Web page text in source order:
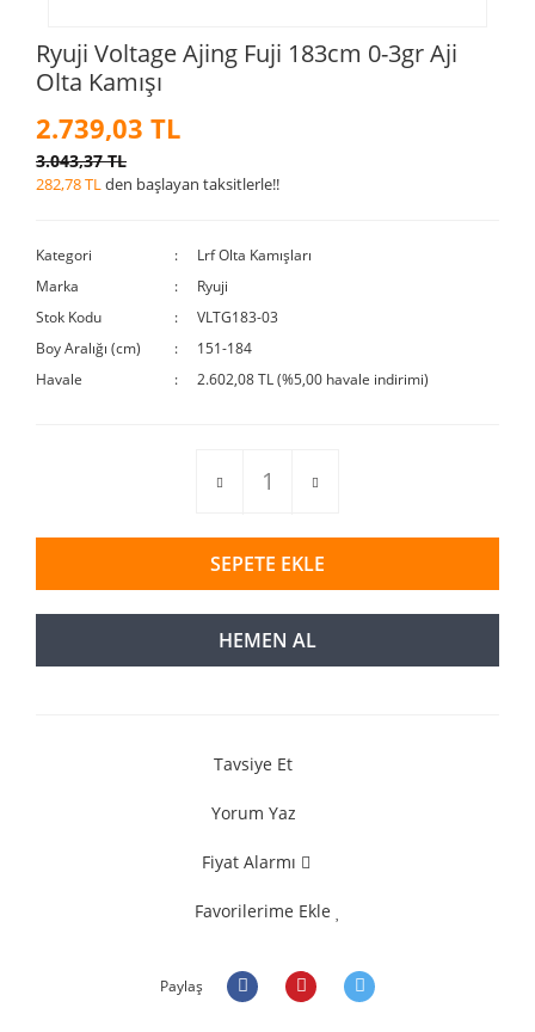
Ryuji Voltage Ajing Fuji 183cm 0-3gr Aji
Olta Kamışı
2.739,03 TL
3.043,37 TL
282,78 TLden başlayan taksitlerle!!
Kategori
Lrf Olta Kamışları
Marka
Ryuji
Stok Kodu
VLTG183-03
Boy Aralığı (cm)
151-184
Havale
2.602,08 TL (%5,00 havale indirimi)
SEPETE EKLE
HEMEN AL
Tavsiye Et
Yorum Yaz
Fiyat Alarmı
Favorilerime Ekle
Paylaş